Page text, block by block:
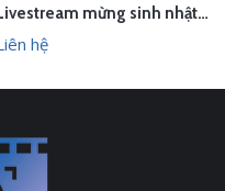
Livestream mừng sinh nhật Sunhouse
hệ